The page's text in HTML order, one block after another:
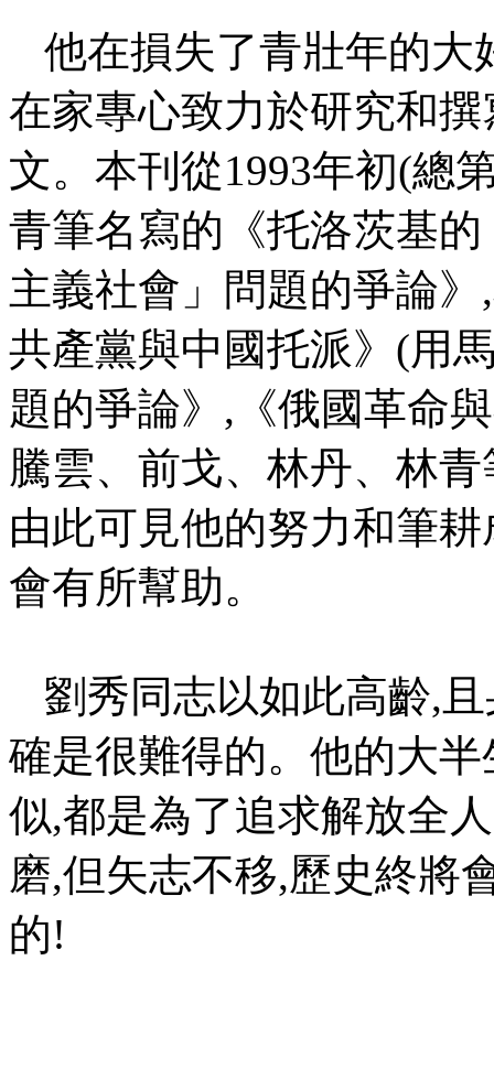
他在損失了青壯年的大
在家專心致力於研究和
文。本刊從1993年初(總
青筆名寫的《托洛茨基的
主義社會」問題的爭論》 ,
共產黨與中國托派》 (用
題的爭論》 , 《俄國革命
騰雲、前戈、林丹、林
由此可見他的努力和筆耕
會有所幫助。
劉秀同志以如此高齡,
確是很難得的。他的大半
似,都是為了追求解放全
磨,但矢志不移,歷史終將
的!